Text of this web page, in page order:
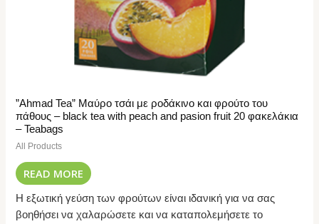
”Ahmad Tea” Μαύρο τσάι με ροδάκινο και φρούτο του
πάθους – black tea with peach and pasion fruit 20 φακελάκια
– Teabags
All Products
READ MORE
Η εξωτική γεύση των φρούτων είναι ιδανική για να σας
βοηθήσει να χαλαρώσετε και να καταπολεμήσετε το